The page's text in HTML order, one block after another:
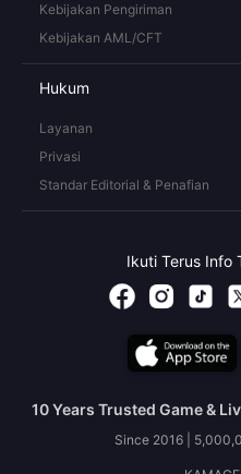
Kebijakan Pengiriman
Kebijakan AML/CFT
Hukum
Layanan
Privasi
Standar Editorial & Penafian
Ikuti Terus Info
10 Years Trusted Game &
Since 2016 |